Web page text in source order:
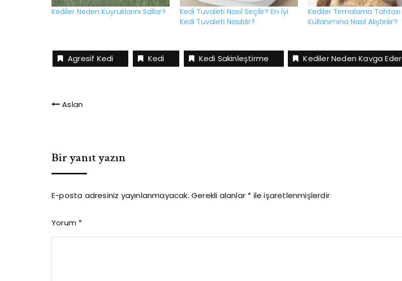
Kediler Neden Kuyruklarını Sallar?
Kedi Tuvaleti Nasıl Seçilir? En İyi
Kedi Tuvaleti Nasıldır?
Kediler Tırmalama Tahtası
Kullanımına Nasıl Alıştırılır?
Agresif Kedi Kedi Kedi Sakinleştirme Kediler Neden Kavga Eder
Yazı
Aslan
Bir yanıt yazın
E-posta adresiniz yayınlanmayacak. Gerekli alanlar * ile işaretlenmişlerdir
Yorum *